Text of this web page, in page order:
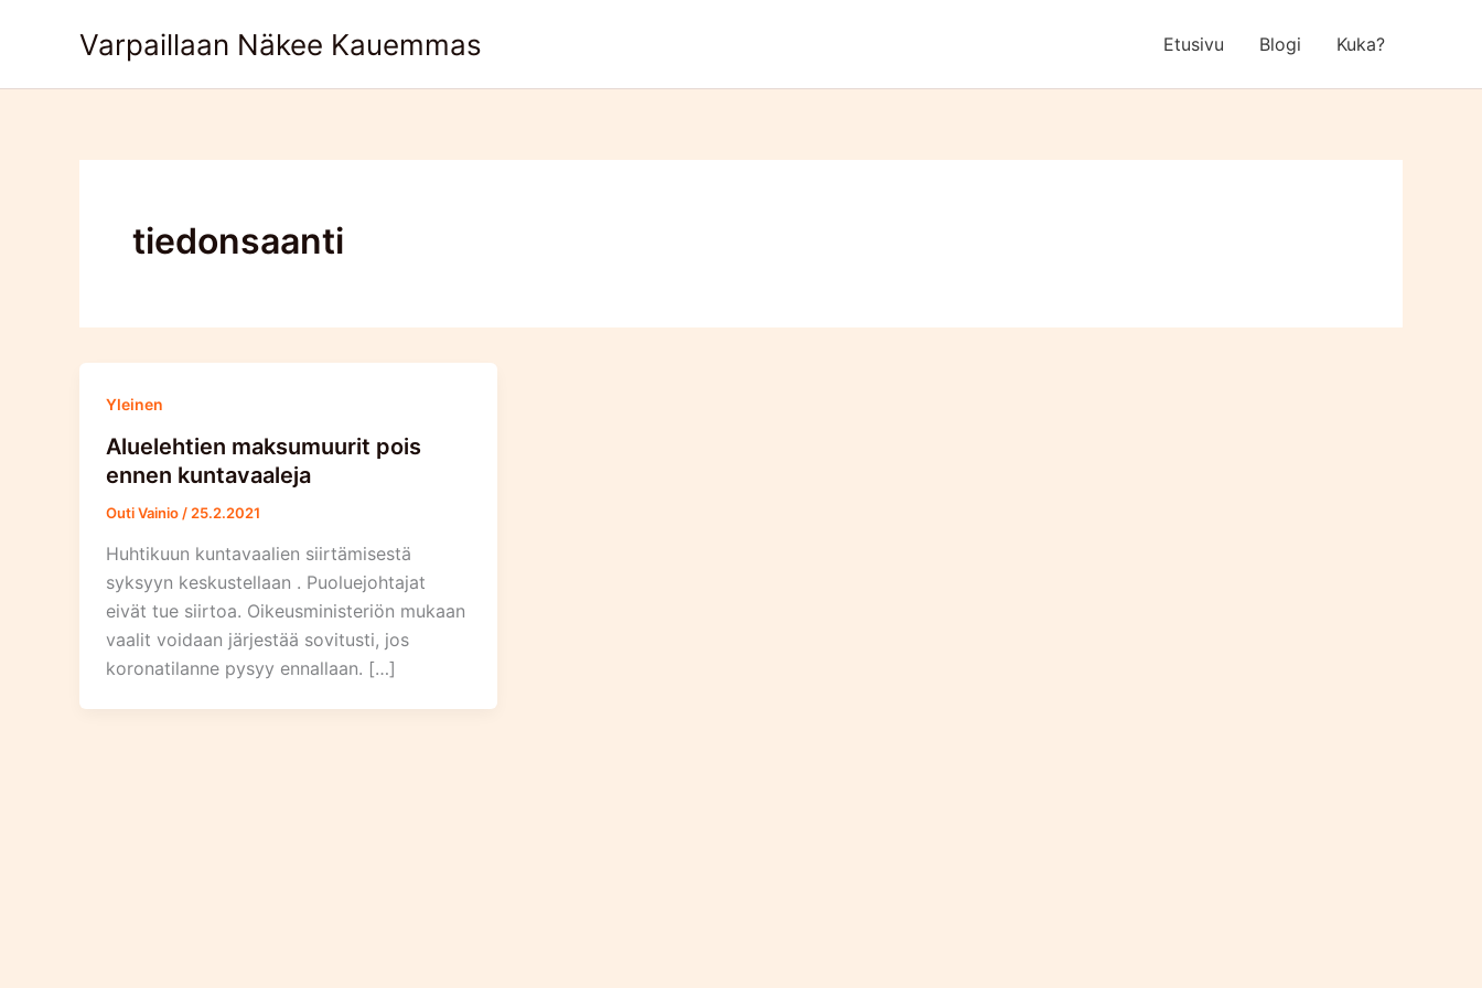
Varpaillaan Näkee Kauemmas Etusivu Blogi Kuka?
tiedonsaanti
Yleinen
Aluelehtien maksumuurit pois
ennen kuntavaaleja
Outi Vainio / 25.2.2021
Huhtikuun kuntavaalien siirtämisestä
syksyyn keskustellaan . Puoluejohtajat
eivät tue siirtoa. Oikeusministeriön mukaan
vaalit voidaan järjestää sovitusti, jos
koronatilanne pysyy ennallaan. […]